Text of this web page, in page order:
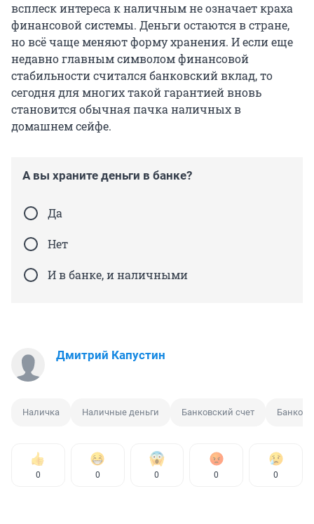
всплеск интереса к наличным не означает краха
финансовой системы. Деньги остаются в стране,
но всё чаще меняют форму хранения. И если еще
недавно главным символом финансовой
стабильности считался банковский вклад, то
сегодня для многих такой гарантией вновь
становится обычная пачка наличных в
домашнем сейфе.
А вы храните деньги в банке?
Да
Нет
И в банке, и наличными
Дмитрий Капустин
Наличка Наличные деньги Банковский счет
0 0 0 0 0